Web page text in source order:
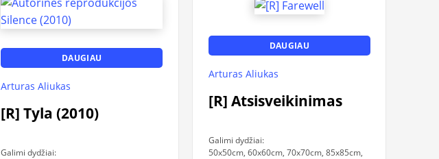
DAUGIAU
Arturas Aliukas
[R] Tyla (2010)
Galimi dydžiai:
DAUGIAU
Arturas Aliukas
[R] Atsisveikinimas
Galimi dydžiai:
50x50cm, 60x60cm, 70x70cm, 85x85cm,